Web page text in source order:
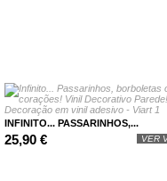
INFINITO... PASSARINHOS,...
25,90 € VER